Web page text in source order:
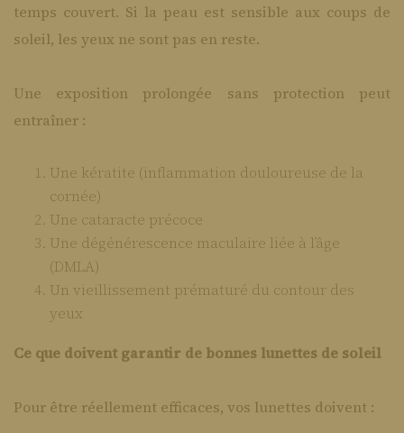
temps couvert. Si la peau est sensible aux coups de
soleil, les yeux ne sont pas en reste.
Une exposition prolongée sans protection peut
entraîner :
Une kératite (inflammation douloureuse de la
cornée)
Une cataracte précoce
Une dégénérescence maculaire liée à l’âge
(DMLA)
Un vieillissement prématuré du contour des
yeux
Ce que doivent garantir de bonnes lunettes de soleil
Pour être réellement efficaces, vos lunettes doivent :